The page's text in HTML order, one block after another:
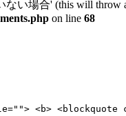
い場合' (this will throw
on line 68
<b> <blockquote